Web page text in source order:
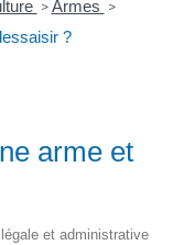
> Armes >
?
arme et
et administrative